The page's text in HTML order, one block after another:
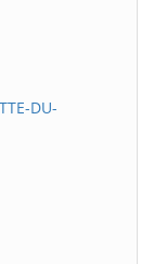
DU-